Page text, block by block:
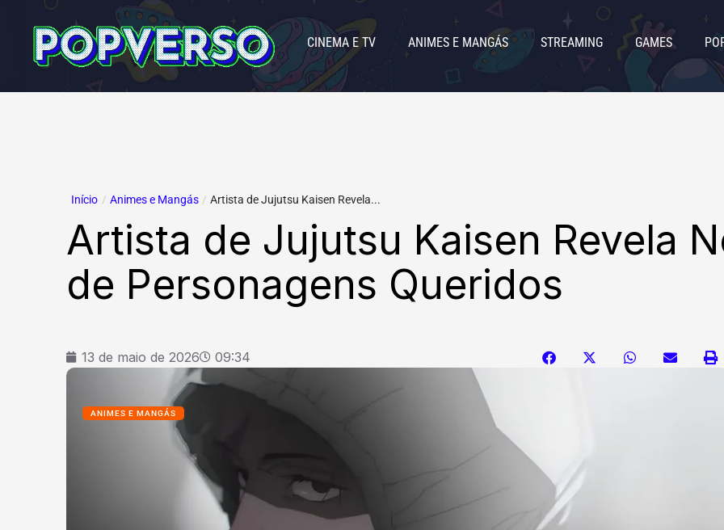
CINEMA E TV ANIMES E MANGÁS STREAMING GAMES
Início / Animes e Mangás / Artista de Jujutsu Kaisen Revela...
Artista de Jujutsu Kaisen Revela
de Personagens Queridos
13 de maio de 2026 09:34
ANIMES E MANGÁS